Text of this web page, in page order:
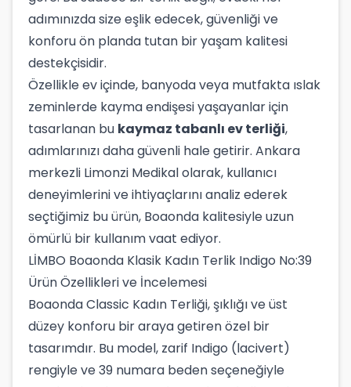
adımınızda size eşlik edecek, güvenliği ve
konforu ön planda tutan bir yaşam kalitesi
destekçisidir.
Özellikle ev içinde, banyoda veya mutfakta ıslak
zeminlerde kayma endişesi yaşayanlar için
tasarlanan bu kaymaz tabanlı ev terliği,
adımlarınızı daha güvenli hale getirir. Ankara
merkezli Limonzi Medikal olarak, kullanıcı
deneyimlerini ve ihtiyaçlarını analiz ederek
seçtiğimiz bu ürün, Boaonda kalitesiyle uzun
ömürlü bir kullanım vaat ediyor.
LİMBO Boaonda Klasik Kadın Terlik Indigo No:39
Ürün Özellikleri ve İncelemesi
Boaonda Classic Kadın Terliği, şıklığı ve üst
düzey konforu bir araya getiren özel bir
tasarımdır. Bu model, zarif Indigo (lacivert)
rengiyle ve 39 numara beden seçeneğiyle